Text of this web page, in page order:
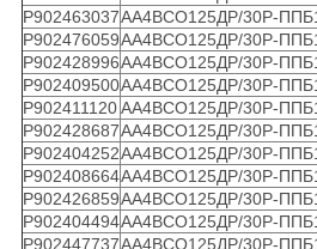
Р902463037АА4ВСО125ДР/30Р-
Р902476059АА4ВСО125ДР/30Р-
Р902428996АА4ВСО125ДР/30Р-
Р902409500АА4ВСО125ДР/30Р-
Р902411120АА4ВСО125ДР/30Р-
Р902428687АА4ВСО125ДР/30Р-
Р902404252АА4ВСО125ДР/30Р-
Р902408664АА4ВСО125ДР/30Р-
Р902426859АА4ВСО125ДР/30Р-
Р902404494АА4ВСО125ДР/30Р-
Р902447737АА4ВСО125ДР/30Р-